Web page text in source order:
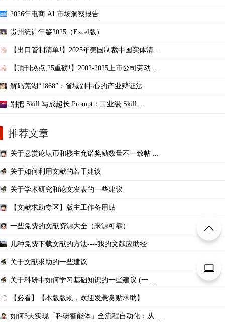
2026年电商 AI 市场洞察报告
贵州统计年鉴2025（Excel版）
【出口管制清单!】2025年美国制裁中国实体清 ...
【顶刊热点,25重磅!】2002-2025上市公司劳动 ...
解码芜湖“1868”：省域副中心的产业辩证法
别把 Skill 写成超长 Prompt：工业级 Skill ...
推荐文章
关于悬赏论坛币和楼主允诺奖励数量不一致帖 ...
关于如何利用文献的若干建议
关于学术研究和论文发表的一些建议
【文献求助专区】版主工作备用贴
一些免费的文献资源大全（来源可靠）
几种免费下载文献的方法----我的文献应助经
关于文献求助的一些建议
关于科研中如何学习基础知识的一些建议 (一 ...
【必看】【本版版规，欢迎发悬赏贴求助】
如何3天实现「科研智能体」全流程自动化：从 ...